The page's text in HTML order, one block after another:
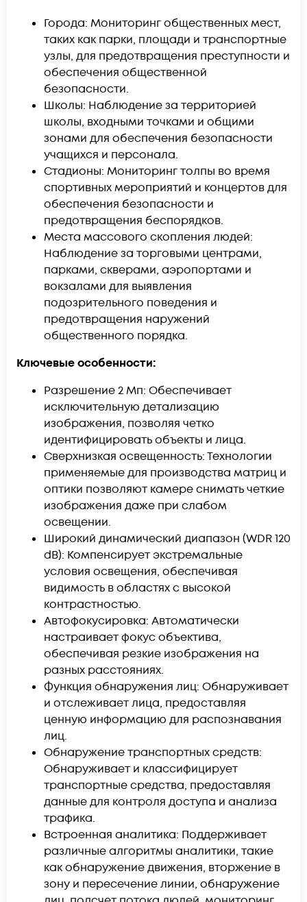
Города: Мониторинг общественных мест,
таких как парки, площади и транспортные
узлы, для предотвращения преступности и
обеспечения общественной
безопасности.
Школы: Наблюдение за территорией
школы, входными точками и общими
зонами для обеспечения безопасности
учащихся и персонала.
Стадионы: Мониторинг толпы во время
спортивных мероприятий и концертов для
обеспечения безопасности и
предотвращения беспорядков.
Места массового скопления людей:
Наблюдение за торговыми центрами,
парками, скверами, аэропортами и
вокзалами для выявления
подозрительного поведения и
предотвращения наружений
общественного порядка.
Ключевые особенности:
Разрешение 2 Мп: Обеспечивает
исключительную детализацию
изображения, позволяя четко
идентифицировать объекты и лица.
Сверхнизкая освещенность: Технологии
применяемые для производства матриц и
оптики позволяют камере снимать четкие
изображения даже при слабом
освещении.
Широкий динамический диапазон (WDR 120
dB): Компенсирует экстремальные
условия освещения, обеспечивая
видимость в областях с высокой
контрастностью.
Автофокусировка: Автоматически
настраивает фокус объектива,
обеспечивая резкие изображения на
разных расстояниях.
Функция обнаружения лиц: Обнаруживает
и отслеживает лица, предоставляя
ценную информацию для распознавания
лиц.
Обнаружение транспортных средств:
Обнаруживает и классифицирует
транспортные средства, предоставляя
данные для контроля доступа и анализа
трафика.
Встроенная аналитика: Поддерживает
различные алгоритмы аналитики, такие
как обнаружение движения, вторжение в
зону и пересечение линии, обнаружение